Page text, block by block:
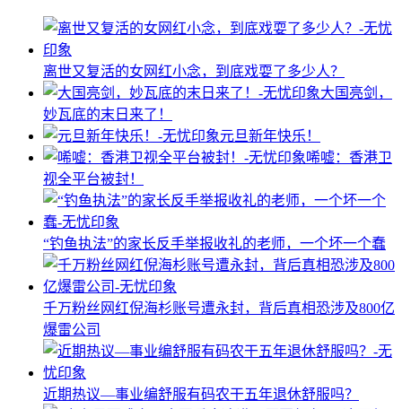
离世又复活的女网红小念，到底戏耍了多少人？
大国亮剑，
妙瓦底的末日来了！
元旦新年快乐！
唏嘘：香港卫
视全平台被封！
“钓鱼执法”的家长反手举报收礼的老师，一个坏一个蠢
千万粉丝网红倪海杉账号遭永封，背后真相恐涉及800亿
爆雷公司
近期热议—事业编舒服有码农干五年退休舒服吗？